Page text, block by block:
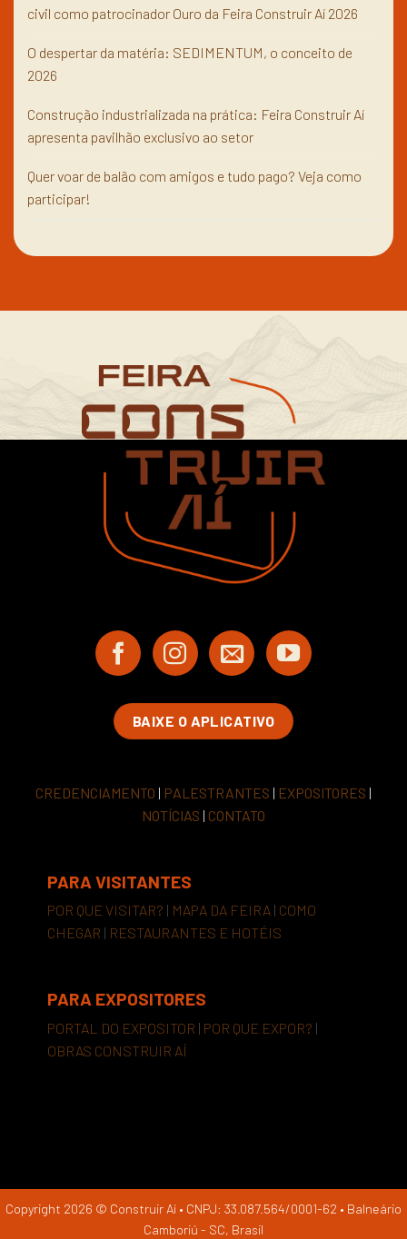
civil como patrocinador Ouro da Feira Construir Aí 2026
O despertar da matéria: SEDIMENTUM, o conceito de
2026
Construção industrializada na prática: Feira Construir Aí
apresenta pavilhão exclusivo ao setor
Quer voar de balão com amigos e tudo pago? Veja como
participar!
BAIXE O APLICATIVO
CREDENCIAMENTO | PALESTRANTES | EXPOSITORES |
NOTÍCIAS | CONTATO
PARA VISITANTES
POR QUE VISITAR? | MAPA DA FEIRA | COMO
CHEGAR | RESTAURANTES E HOTÉIS
PARA EXPOSITORES
PORTAL DO EXPOSITOR | POR QUE EXPOR? |
OBRAS CONSTRUIR AÍ
Copyright 2026 © Construir Aí • CNPJ: 33.087.564/0001-62 • Balneário
Camboriú - SC, Brasil